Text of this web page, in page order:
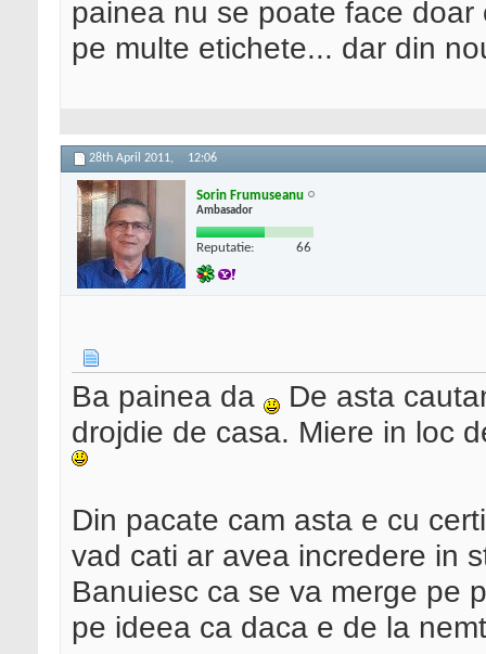
painea nu se poate face
pe multe etichete... dar din
28th April 2011, 12:06
Sorin Frumuseanu
Ambasador
Reputatie: 66
Ba painea da
De asta
drojdie de casa. Miere in loc
Din pacate cam asta e cu
vad cati ar avea incredere in
Banuiesc ca se va merge pe
pe ideea ca daca e de la